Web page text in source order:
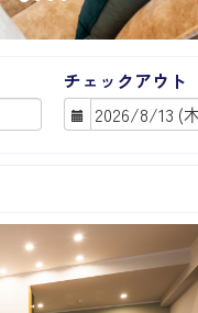
チェックアウト